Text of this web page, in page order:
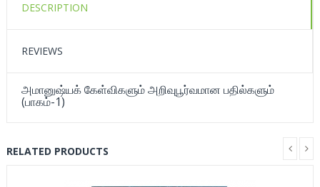
DESCRIPTION
REVIEWS
அமானுஷ்யக் கேள்விகளும் அறிவுபூர்வமான பதில்களும்
(பாகம்-1)
RELATED PRODUCTS